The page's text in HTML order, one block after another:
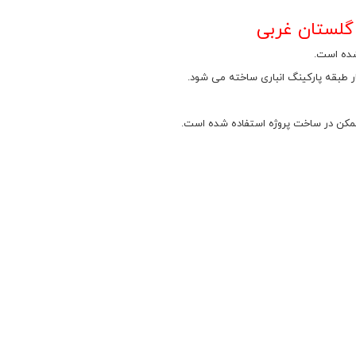
شده است.